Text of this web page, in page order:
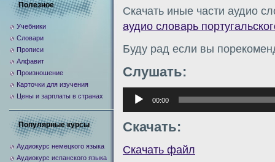
Скачать иные части аудио
аудио словарь
Буду рад если вы
Слушать:
Аудиоплеер
00:00
Скачать:
Скачать файл
Полезное
Учебники
Словари
Прописи
Алфавит
Произношение
Карточки для изучения
Цены и зарплаты в странах
Популярные курсы
Аудиокурс немецкого языка
Аудиокурс испанского языка